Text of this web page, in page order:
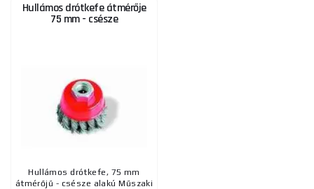
Hullámos drótkefe átmérője
75 mm - csésze
Hullámos drótkefe, 75 mm
átmérőjű - csésze alakú Műszaki